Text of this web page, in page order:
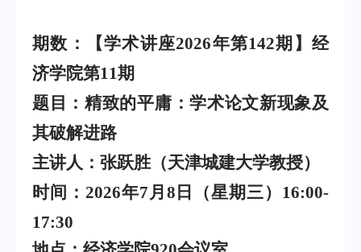
期数：【学术讲座2026年第142期】经
济学院第11期
题目：精致的平庸：学术论文新现象及
其破解进路
主讲人：张跃胜（天津城建大学教授）
时间： 2026年7月 8 日（星期三） 16:00-
17:30